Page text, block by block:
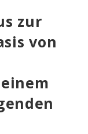
zur
von